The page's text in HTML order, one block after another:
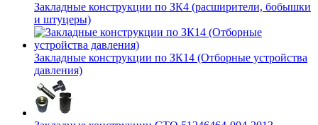
Закладные конструкции по ЗК4 (расширители, бобышки
и штуцеры)
Закладные конструкции по ЗК14 (Отборные устройства
давления)